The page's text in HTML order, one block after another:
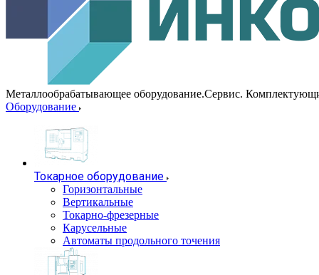
Металлообрабатывающее оборудование.Сервис.
Оборудование
Токарное оборудование
Горизонтальные
Вертикальные
Токарно-фрезерные
Карусельные
Автоматы продольного точения